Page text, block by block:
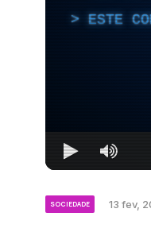
ESTE
SOCIEDADE 13 fev,